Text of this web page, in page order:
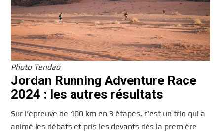
Photo Tendao
Jordan Running Adventure Race
2024 : les autres résultats
Sur l’épreuve de 100 km en 3 étapes, c‘est un trio qui a
animé les débats et pris les devants dès la première